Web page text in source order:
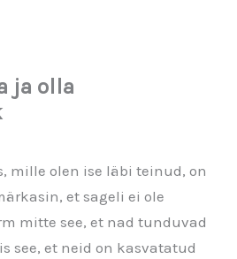
ja olla
mille olen ise läbi teinud, on
et sageli ei ole
mitte see, et nad tunduvad
see, et neid on kasvatatud